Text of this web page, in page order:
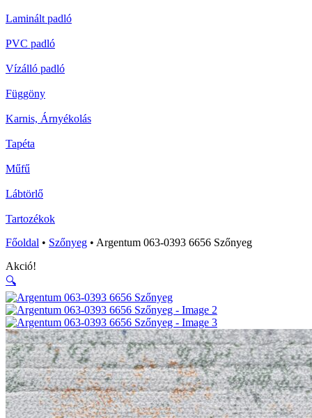
Laminált padló
PVC padló
Vízálló padló
Függöny
Karnis, Árnyékolás
Tapéta
Műfű
Lábtörlő
Tartozékok
Főoldal • Szőnyeg • Argentum 063-0393 6656 Szőnyeg
Akció!
🔍